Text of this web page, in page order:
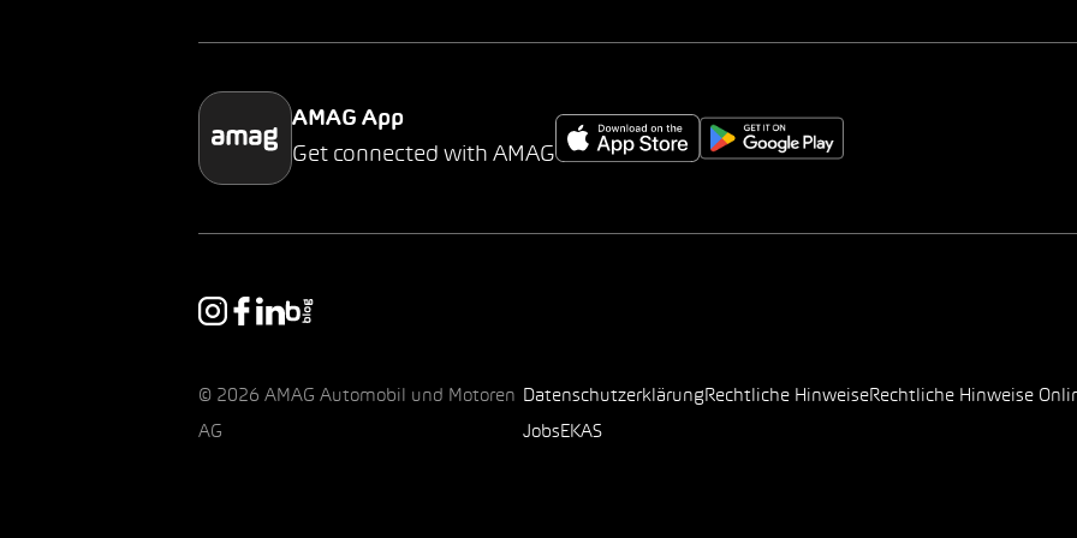
AMAG App
Get connected with AMAG
© 2026 AMAG Automobil und Motoren
AG
Datenschutzerklärung Rechtliche HinweiseRechtliche Hinweise
Jobs EKAS